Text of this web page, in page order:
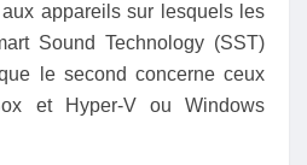
appareils sur lesquels les
Sound Technology (SST)
le second concerne ceux
et Hyper-V ou Windows